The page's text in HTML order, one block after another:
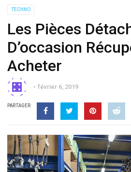
TECHNO
Les Pièces
D’occasion
Acheter
février 6, 2019
PARTAGER